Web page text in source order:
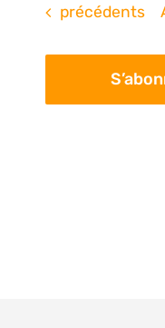
Évènements
précédents